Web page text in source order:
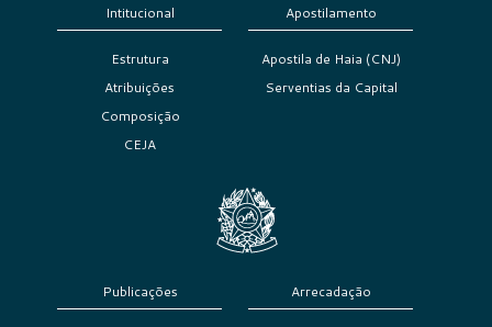
Intitucional
Estrutura
Atribuições
Composição
CEJA
Apostilamento
Apostila de Haia (CNJ)
Serventias da Capital
Publicações Arrecadação